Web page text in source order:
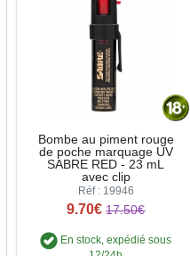
Bombe au piment rouge
de poche marquage UV
SABRE RED - 23 mL
avec clip
Réf : 19946
9.70€ 17.50€
En stock, expédié sous